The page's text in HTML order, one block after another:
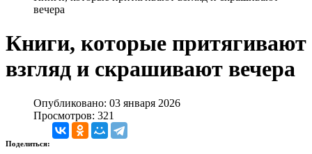
вечера
Книги, которые притягивают
взгляд и скрашивают вечера
Опубликовано: 03 января 2026
Просмотров: 321
Поделиться: